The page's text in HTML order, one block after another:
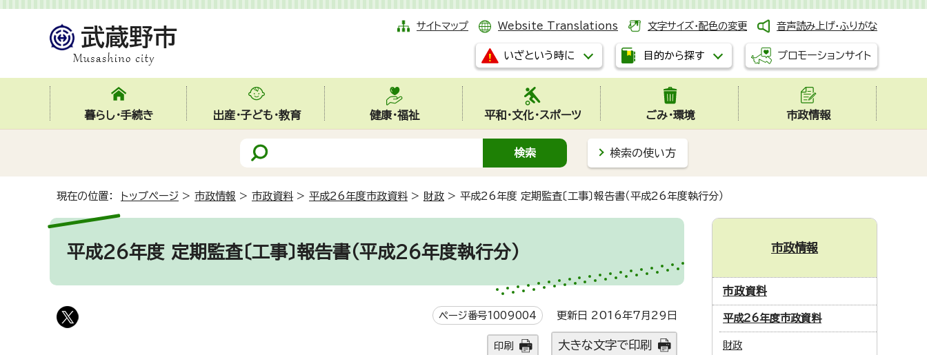
サイトマップ Website Translations 文字サイズ・配色の変更 音声読み上げ・ふりがな
いざという時に 目的から探す プロモーションサイト
暮らし・手続き 出産・子ども・教育 健康・福祉 平和・文化・スポーツ ごみ・環境 市政情報
検索の使い方
現在の位置： トップページ > 市政情報 > 市政資料 > 平成26年度市政資料 > 財政 > 平成26年度 定期監査〔工事〕報告書（平成26年度執行分）
平成26年度 定期監査〔工事〕報告書（平成26年度執行分）
ページ番号1009004 更新日 2016年7月29日
印刷 大きな文字で印刷
市政情報
市政資料
平成26年度市政資料
財政